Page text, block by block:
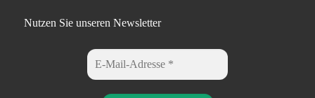
Nutzen Sie unseren Newsletter